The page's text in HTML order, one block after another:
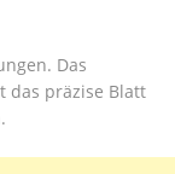
Das
das präzise Blatt